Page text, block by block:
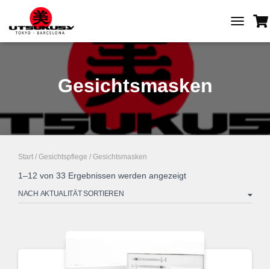
TOGGLE
Gesichtsmasken
Start / Gesichtspflege / Gesichtsmasken
1–12 von 33 Ergebnissen werden angezeigtNach
sortiert